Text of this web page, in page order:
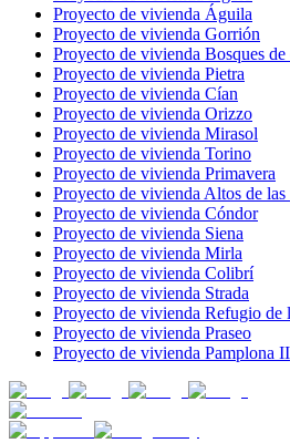
Proyecto de vivienda Águila
Proyecto de vivienda Gorrión
Proyecto de vivienda Bosques de
Proyecto de vivienda Pietra
Proyecto de vivienda Cían
Proyecto de vivienda Orizzo
Proyecto de vivienda Mirasol
Proyecto de vivienda Torino
Proyecto de vivienda Primavera
Proyecto de vivienda Altos de las
Proyecto de vivienda Cóndor
Proyecto de vivienda Siena
Proyecto de vivienda Mirla
Proyecto de vivienda Colibrí
Proyecto de vivienda Strada
Proyecto de vivienda Refugio de
Proyecto de vivienda Praseo
Proyecto de vivienda Pamplona II